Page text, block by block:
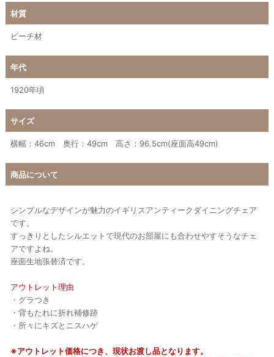
材質
ビーチ材
年代
1920年頃
サイズ
横幅：46cm 奥行：49cm 高さ：96.5cm(座面高49cm)
商品について
シンプルなデザインが魅力のイギリスアンティークダイニングチェア
です。
すっきりとしたシルエットで現代のお部屋にも合わせやすそうなチェ
アですよね。
座面生地張替済です。
アウトレット理由
・グラつき
・背もたれに折れ補修跡
・所々にキズとニスハゲ
※アウトレット価格につき、現状お渡し品となります。